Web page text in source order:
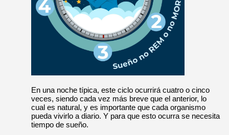
En una noche típica, este ciclo ocurrirá cuatro o cinco
veces, siendo cada vez más breve que el anterior, lo
cual es natural, y es importante que cada organismo
pueda vivirlo a diario. Y para que esto ocurra se necesita
tiempo de sueño.